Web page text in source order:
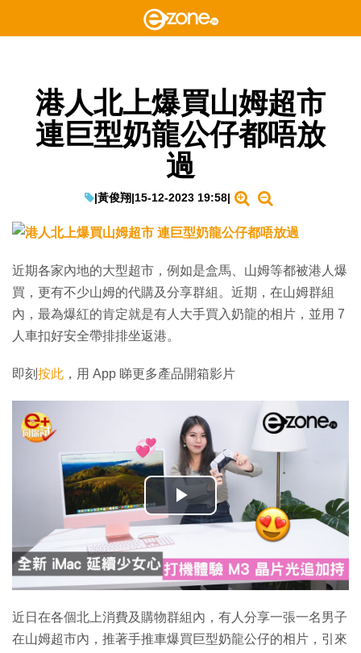
港人北上爆買山姆超市
連巨型奶龍公仔都唔放
過
|黃俊翔|15-12-2023 19:58|
近期各家內地的大型超市，例如是盒馬、山姆等都被港人爆
買，更有不少山姆的代購及分享群組。近期，在山姆群組
內，最為爆紅的肯定就是有人大手買入奶龍的相片，並用 7
人車扣好安全帶排排坐返港。
即刻 按此 ，用 App 睇更多產品開箱影片
播
影
片
近日在各個北上消費及購物群組內，有人分享一張一名男子
在山姆超市內，推著手推車爆買巨型奶龍公仔的相片，引來